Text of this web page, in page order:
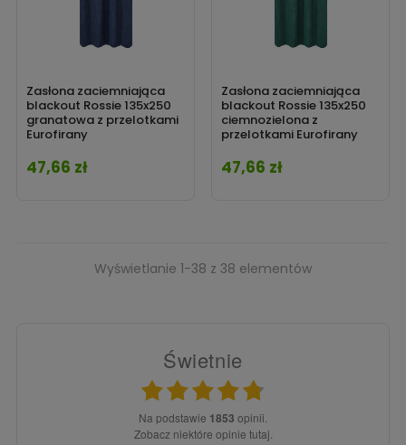
Zasłona zaciemniająca
blackout Rossie 135x250
granatowa z przelotkami
Eurofirany
Cena
47,66 zł
Zasłona zaciemniająca
blackout Rossie 135x250
ciemnozielona z
przelotkami Eurofirany
Cena
47,66 zł
Wyświetlanie 1-38 z 38 elementów
Świetnie
Na podstawie 1853 opinii.
Zobacz niektóre opinie tutaj.